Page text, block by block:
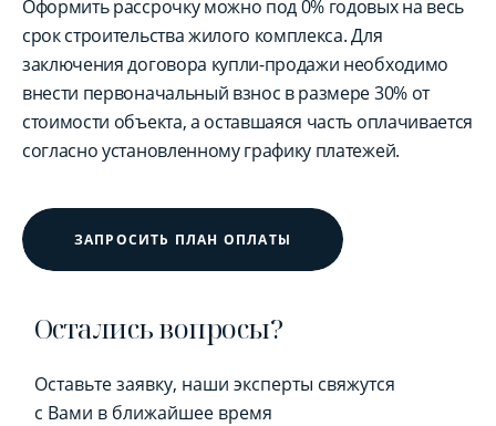
Оформить рассрочку можно под 0% годовых на весь
срок строительства жилого комплекса. Для
заключения договора купли-продажи необходимо
внести первоначальный взнос в размере 30% от
стоимости объекта, а оставшаяся часть оплачивается
согласно установленному графику платежей.
ЗАПРОСИТЬ ПЛАН ОПЛАТЫ
Остались вопросы?
Оставьте заявку, наши эксперты свяжутся
с Вами в ближайшее время